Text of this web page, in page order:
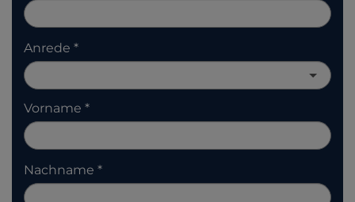
Anrede
Vorname
Nachname